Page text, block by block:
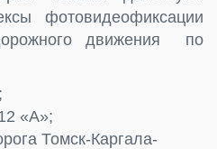
фотовидеофиксации
движения по
«А»;
Томск-Каргала-